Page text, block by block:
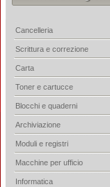
Cancelleria
Scrittura e correzione
Carta
Toner e cartucce
Blocchi e quaderni
Archiviazione
Moduli e registri
Macchine per ufficio
Informatica